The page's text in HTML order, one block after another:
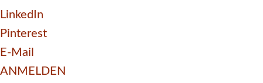
LinkedIn
Pinterest
E-Mail
ANMELDEN